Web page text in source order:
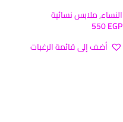
النساء,ملابس نسائية
550EGP
أضف إلى قائمة الرغبات